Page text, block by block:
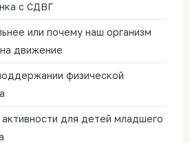
с СДВГ
или почему наш организм
движение
физической
для детей младшего